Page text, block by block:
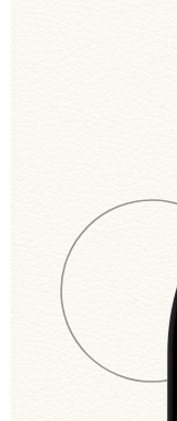
LE CHAI,
TERRE
NOS
NOS
ON